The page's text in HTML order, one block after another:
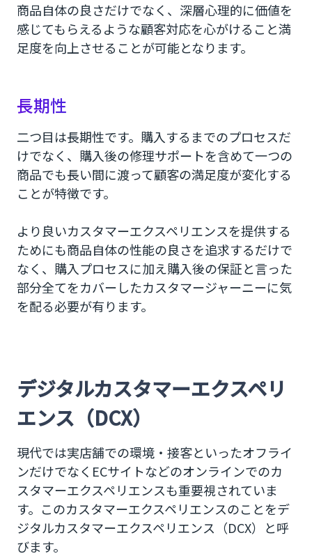
商品自体の良さだけでなく、深層心理的に価値を
感じてもらえるような顧客対応を心がけること満
足度を向上させることが可能となります。
長期性
二つ目は長期性です。購入するまでのプロセスだ
けでなく、購入後の修理サポートを含めて一つの
商品でも長い間に渡って顧客の満足度が変化する
ことが特徴です。
より良いカスタマーエクスペリエンスを提供する
ためにも商品自体の性能の良さを追求するだけで
なく、購入プロセスに加え購入後の保証と言った
部分全てをカバーしたカスタマージャーニーに気
を配る必要が有ります。
デジタルカスタマーエクスペリ
エンス（DCX）
現代では実店舗での環境・接客といったオフライ
ンだけでなくECサイトなどのオンラインでのカ
スタマーエクスペリエンスも重要視されていま
す。このカスタマーエクスペリエンスのことをデ
ジタルカスタマーエクスペリエンス（DCX）と呼
びます。